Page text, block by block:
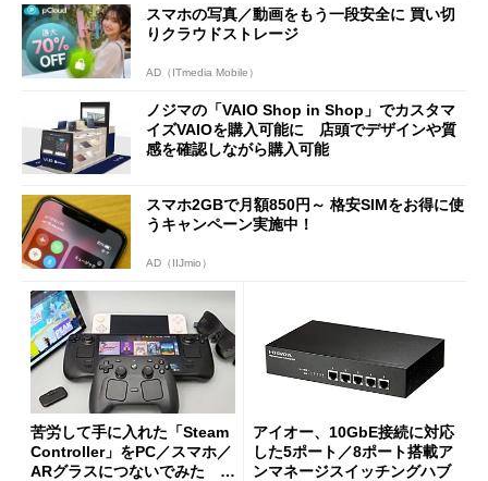
スマホの写真／動画をもう一段安全に 買い切
りクラウドストレージ
AD（ITmedia Mobile）
ノジマの「VAIO Shop in Shop」でカスタマ
イズVAIOを購入可能に 店頭でデザインや質
感を確認しながら購入可能
スマホ2GBで月額850円～ 格安SIMをお得に使
うキャンペーン実施中！
AD（IIJmio）
苦労して手に入れた「Steam
Controller」をPC／スマホ／
ARグラスにつないでみた ゲ
アイオー、10GbE接続に対応
した5ポート／8ポート搭載ア
ンマネージスイッチングハブ